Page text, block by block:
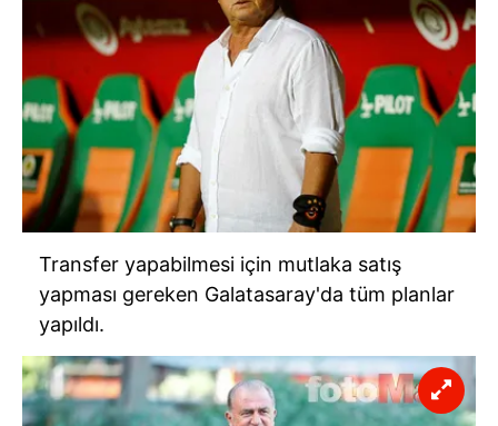
Transfer yapabilmesi için mutlaka satış
yapması gereken Galatasaray'da tüm planlar
yapıldı.